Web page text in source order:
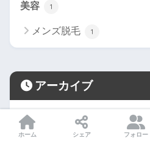
美容 1
メンズ脱毛 1
アーカイブ
2023年10月 1
ホーム シェア フォロー